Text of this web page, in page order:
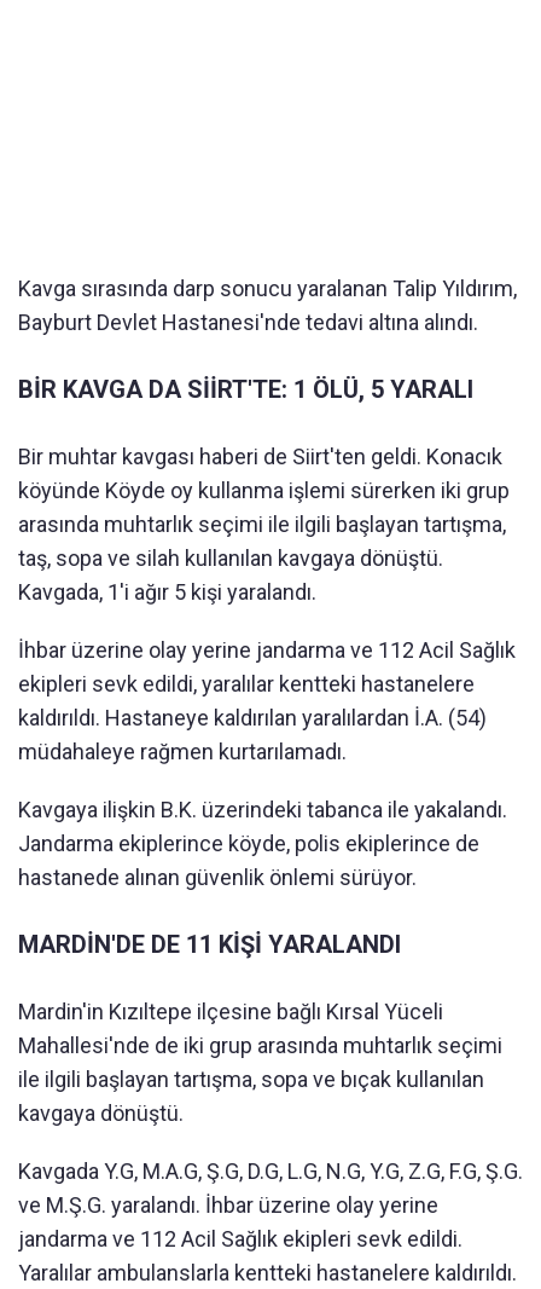
Kavga sırasında darp sonucu yaralanan Talip Yıldırım,
Bayburt Devlet Hastanesi'nde tedavi altına alındı.
BİR KAVGA DA SİİRT'TE: 1 ÖLÜ, 5 YARALI
Bir muhtar kavgası haberi de Siirt'ten geldi. Konacık
köyünde Köyde oy kullanma işlemi sürerken iki grup
arasında muhtarlık seçimi ile ilgili başlayan tartışma,
taş, sopa ve silah kullanılan kavgaya dönüştü.
Kavgada, 1'i ağır 5 kişi yaralandı.
İhbar üzerine olay yerine jandarma ve 112 Acil Sağlık
ekipleri sevk edildi, yaralılar kentteki hastanelere
kaldırıldı. Hastaneye kaldırılan yaralılardan İ.A. (54)
müdahaleye rağmen kurtarılamadı.
Kavgaya ilişkin B.K. üzerindeki tabanca ile yakalandı.
Jandarma ekiplerince köyde, polis ekiplerince de
hastanede alınan güvenlik önlemi sürüyor.
MARDİN'DE DE 11 KİŞİ YARALANDI
Mardin'in Kızıltepe ilçesine bağlı Kırsal Yüceli
Mahallesi'nde de iki grup arasında muhtarlık seçimi
ile ilgili başlayan tartışma, sopa ve bıçak kullanılan
kavgaya dönüştü.
Kavgada Y.G, M.A.G, Ş.G, D.G, L.G, N.G, Y.G, Z.G, F.G, Ş.G.
ve M.Ş.G. yaralandı. İhbar üzerine olay yerine
jandarma ve 112 Acil Sağlık ekipleri sevk edildi.
Yaralılar ambulanslarla kentteki hastanelere kaldırıldı.